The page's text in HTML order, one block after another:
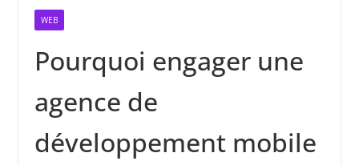
WEB
Pourquoi engager une
agence de
développement mobile